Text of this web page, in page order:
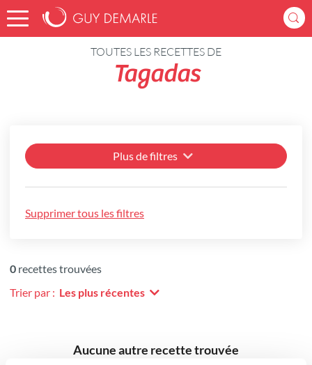
Accueil Recettes
TOUTES LES RECETTES DE
Tagadas
Plus de filtres
Supprimer tous les filtres
0 recettes trouvées
Trier par : Les plus récentes
Aucune autre recette trouvée